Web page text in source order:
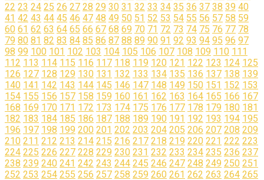
22 23 24 25 26 27 28 29 30 31 32 33 34 35 36 37 38 39 40
41 42 43 44 45 46 47 48 49 50 51 52 53 54 55 56 57 58 59
60 61 62 63 64 65 66 67 68 69 70 71 72 73 74 75 76 77 78
79 80 81 82 83 84 85 86 87 88 89 90 91 92 93 94 95 96 97
98 99 100 101 102 103 104 105 106 107 108 109 110 111
112 113 114 115 116 117 118 119 120 121 122 123 124 125
126 127 128 129 130 131 132 133 134 135 136 137 138 139
140 141 142 143 144 145 146 147 148 149 150 151 152 153
154 155 156 157 158 159 160 161 162 163 164 165 166 167
168 169 170 171 172 173 174 175 176 177 178 179 180 181
182 183 184 185 186 187 188 189 190 191 192 193 194 195
196 197 198 199 200 201 202 203 204 205 206 207 208 209
210 211 212 213 214 215 216 217 218 219 220 221 222 223
224 225 226 227 228 229 230 231 232 233 234 235 236 237
238 239 240 241 242 243 244 245 246 247 248 249 250 251
252 253 254 255 256 257 258 259 260 261 262 263 264 265